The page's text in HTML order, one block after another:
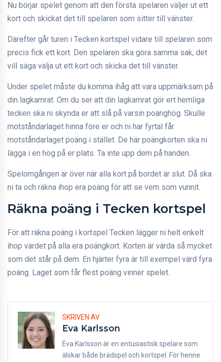
Nu börjar spelet genom att den första spelaren väljer ut ett
kort och skickat det till spelaren som sitter till vänster.
Därefter går turen i Tecken kortspel vidare till spelaren som
precis fick ett kort. Den spelaren ska göra samma sak, det
vill säga välja ut ett kort och skicka det till vänster.
Under spelet måste du komma ihåg att vara uppmärksam på
din lagkamrat. Om du ser att din lagkamrat gör ert hemliga
tecken ska ni skynda er att slå på varsin poänghög. Skulle
motståndarlaget hinna före er och ni har fyrtal får
motståndarlaget poäng i stället. De här poängkorten ska ni
lägga i en hög på er plats. Ta inte upp dem på handen.
Spelomgången är över när alla kort på bordet är slut. Då ska
ni ta och räkna ihop era poäng för att se vem som vunnit.
Räkna poäng i Tecken kortspel
För att räkna poäng i kortspel Tecken lägger ni helt enkelt
ihop värdet på alla era poängkort. Korten är värda så mycket
som det står på dem. En hjärter fyra är till exempel värd fyra
poäng. Laget som får flest poäng vinner spelet.
SKRIVEN AV
Eva Karlsson
Eva Karlsson är en entusiastisk spelare som
älskar både brädspel och kortspel. För henne